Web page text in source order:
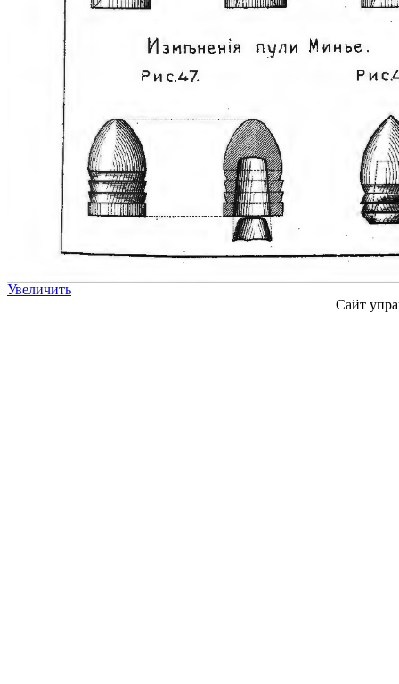
Увеличить
Сайт